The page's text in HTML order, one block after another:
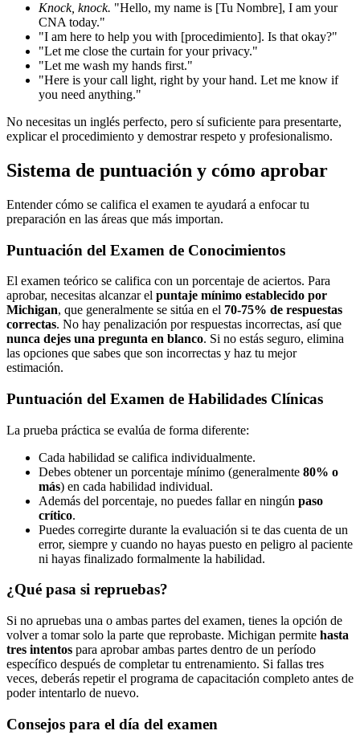
Knock, knock. "Hello, my name is [Tu Nombre], I am your
CNA today."
"I am here to help you with [procedimiento]. Is that okay?"
"Let me close the curtain for your privacy."
"Let me wash my hands first."
"Here is your call light, right by your hand. Let me know if
you need anything."
No necesitas un inglés perfecto, pero sí suficiente para presentarte,
explicar el procedimiento y demostrar respeto y profesionalismo.
Sistema de puntuación y cómo aprobar
Entender cómo se califica el examen te ayudará a enfocar tu
preparación en las áreas que más importan.
Puntuación del Examen de Conocimientos
El examen teórico se califica con un porcentaje de aciertos. Para
aprobar, necesitas alcanzar el puntaje mínimo establecido por
Michigan, que generalmente se sitúa en el 70-75% de respuestas
correctas. No hay penalización por respuestas incorrectas, así que
nunca dejes una pregunta en blanco. Si no estás seguro, elimina
las opciones que sabes que son incorrectas y haz tu mejor
estimación.
Puntuación del Examen de Habilidades Clínicas
La prueba práctica se evalúa de forma diferente:
Cada habilidad se califica individualmente.
Debes obtener un porcentaje mínimo (generalmente 80% o
más) en cada habilidad individual.
Además del porcentaje, no puedes fallar en ningún paso
crítico.
Puedes corregirte durante la evaluación si te das cuenta de un
error, siempre y cuando no hayas puesto en peligro al paciente
ni hayas finalizado formalmente la habilidad.
¿Qué pasa si repruebas?
Si no apruebas una o ambas partes del examen, tienes la opción de
volver a tomar solo la parte que reprobaste. Michigan permite hasta
tres intentos para aprobar ambas partes dentro de un período
específico después de completar tu entrenamiento. Si fallas tres
veces, deberás repetir el programa de capacitación completo antes de
poder intentarlo de nuevo.
Consejos para el día del examen